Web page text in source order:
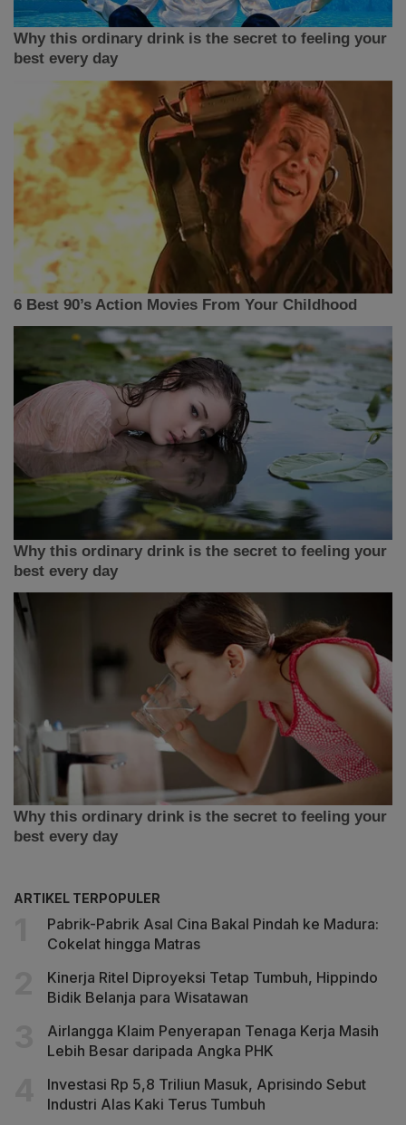
ARTIKEL TERPOPULER
Pabrik-Pabrik Asal Cina Bakal Pindah ke Madura:
Cokelat hingga Matras
Kinerja Ritel Diproyeksi Tetap Tumbuh, Hippindo
Bidik Belanja para Wisatawan
Airlangga Klaim Penyerapan Tenaga Kerja Masih
Lebih Besar daripada Angka PHK
Investasi Rp 5,8 Triliun Masuk, Aprisindo Sebut
Industri Alas Kaki Terus Tumbuh